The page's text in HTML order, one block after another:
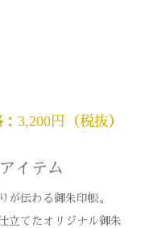
3,200円（税抜）
イテム
が伝わる御朱印帳。
立てたオリジナル御朱